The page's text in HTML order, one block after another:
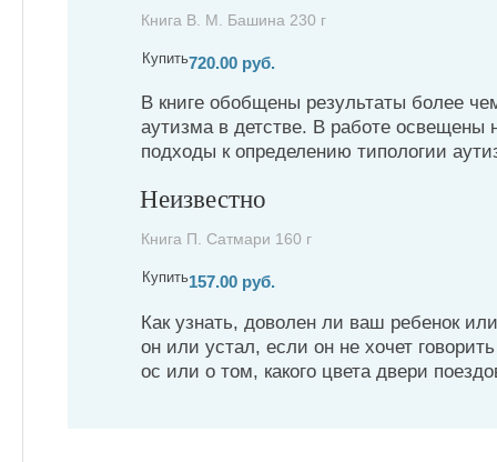
Книга В. М. Башина 230 г
Купить720.00 руб.
В книге обобщены результаты более
аутизма в детстве. В работе освещены
подходы к определению типологии
Неизвестно
Книга П. Сатмари 160 г
Купить157.00 руб.
Как узнать, доволен ли ваш ребенок
он или устал, если он не хочет
ос или о том, какого цвета двери